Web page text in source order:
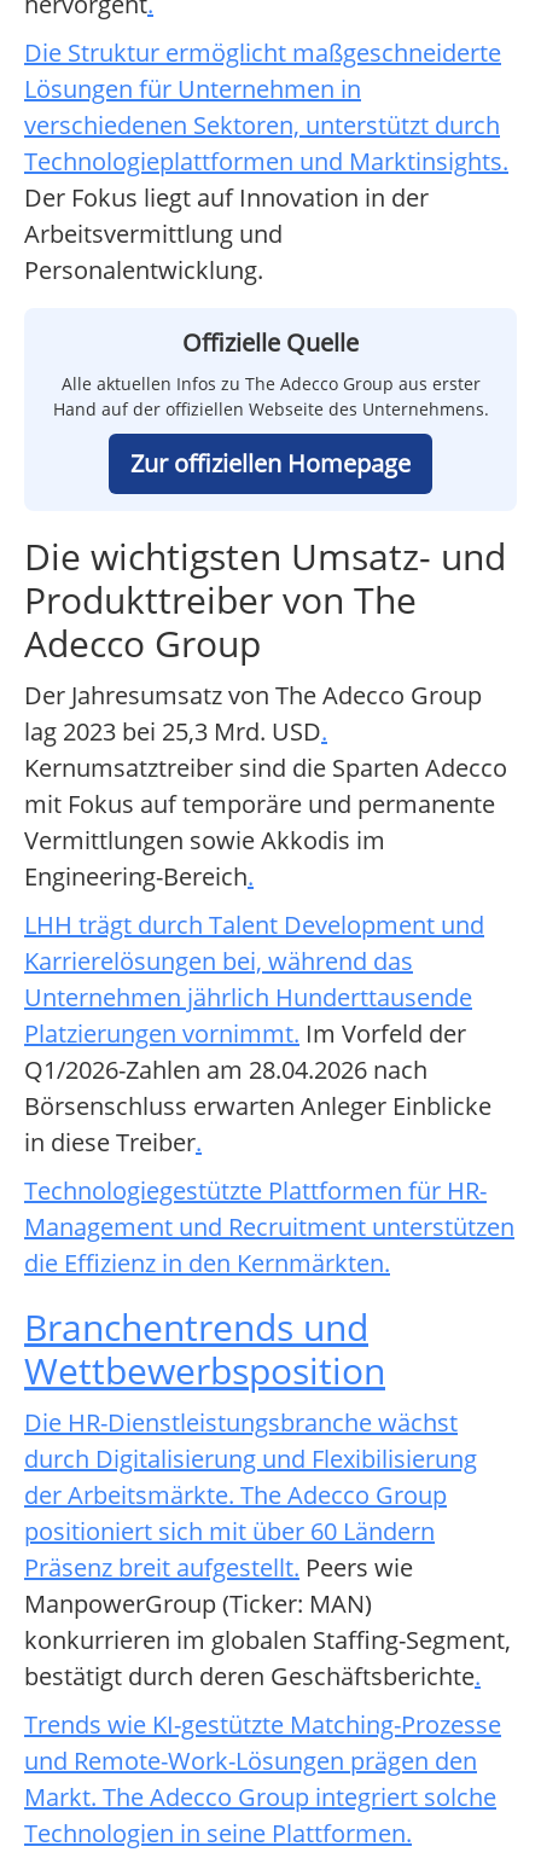
Die Struktur ermöglicht maßgeschneiderte
Lösungen für Unternehmen in
verschiedenen Sektoren, unterstützt durch
Technologieplattformen und Marktinsights.
Der Fokus liegt auf Innovation in der
Arbeitsvermittlung und
Personalentwicklung.
Offizielle Quelle
Alle aktuellen Infos zu The Adecco Group aus erster
Hand auf der offiziellen Webseite des Unternehmens.
Zur offiziellen Homepage
Die wichtigsten Umsatz- und
Produkttreiber von The
Adecco Group
Der Jahresumsatz von The Adecco Group
lag 2023 bei 25,3 Mrd. USD.
Kernumsatztreiber sind die Sparten Adecco
mit Fokus auf temporäre und permanente
Vermittlungen sowie Akkodis im
Engineering-Bereich.
LHH trägt durch Talent Development und
Karrierelösungen bei, während das
Unternehmen jährlich Hunderttausende
Platzierungen vornimmt. Im Vorfeld der
Q1/2026-Zahlen am 28.04.2026 nach
Börsenschluss erwarten Anleger Einblicke
in diese Treiber.
Technologiegestützte Plattformen für HR-
Management und Recruitment unterstützen
die Effizienz in den Kernmärkten.
Branchentrends und
Wettbewerbsposition
Die HR-Dienstleistungsbranche wächst
durch Digitalisierung und Flexibilisierung
der Arbeitsmärkte. The Adecco Group
positioniert sich mit über 60 Ländern
Präsenz breit aufgestellt. Peers wie
ManpowerGroup (Ticker: MAN)
konkurrieren im globalen Staffing-Segment,
bestätigt durch deren Geschäftsberichte.
Trends wie KI-gestützte Matching-Prozesse
und Remote-Work-Lösungen prägen den
Markt. The Adecco Group integriert solche
Technologien in seine Plattformen.